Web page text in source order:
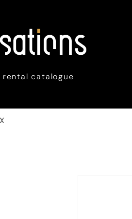
rental catalogue